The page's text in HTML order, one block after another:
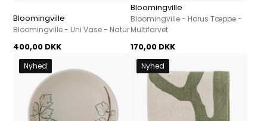
Bloomingville
Bloomingville - Uni Vase - Natur
400,00 DKK
Bloomingville
Bloomingville - Horus Tæppe -
Multifarvet
170,00 DKK
Nyhed Nyhed